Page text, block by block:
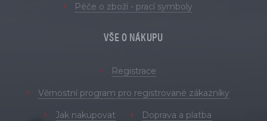
Péče o zboží - prací symboly
VŠE O NÁKUPU
Registrace
Věrnostní program pro registrované zákazníky
Jak nakupovat Doprava a platba